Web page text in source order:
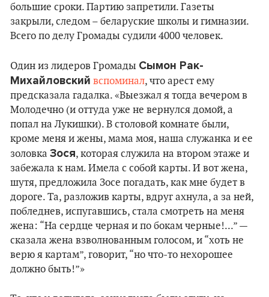
большие сроки. Партию запретили. Газеты
закрыли, следом – беларуские школы и гимназии.
Всего по делу Громады судили 4000 человек.
Один из лидеров Громады Сымон Рак-
Михайловский вспоминал, что арест ему
предсказала гадалка. «Выезжал я тогда вечером в
Молодечно (и оттуда уже не вернулся домой, а
попал на Лукишки). В столовой комнате были,
кроме меня и жены, мама моя, наша служанка и ее
золовка Зося, которая служила на втором этаже и
забежала к нам. Имела с собой карты. И вот жена,
шутя, предложила Зосе погадать, как мне будет в
дороге. Та, разложив карты, вдруг ахнула, а за ней,
побледнев, испугавшись, стала смотреть на меня
жена: “На сердце черная и по бокам черные!...” —
сказала жена взволнованным голосом, и “хоть не
верю я картам”, говорит, “но что-то нехорошее
должно быть!”»